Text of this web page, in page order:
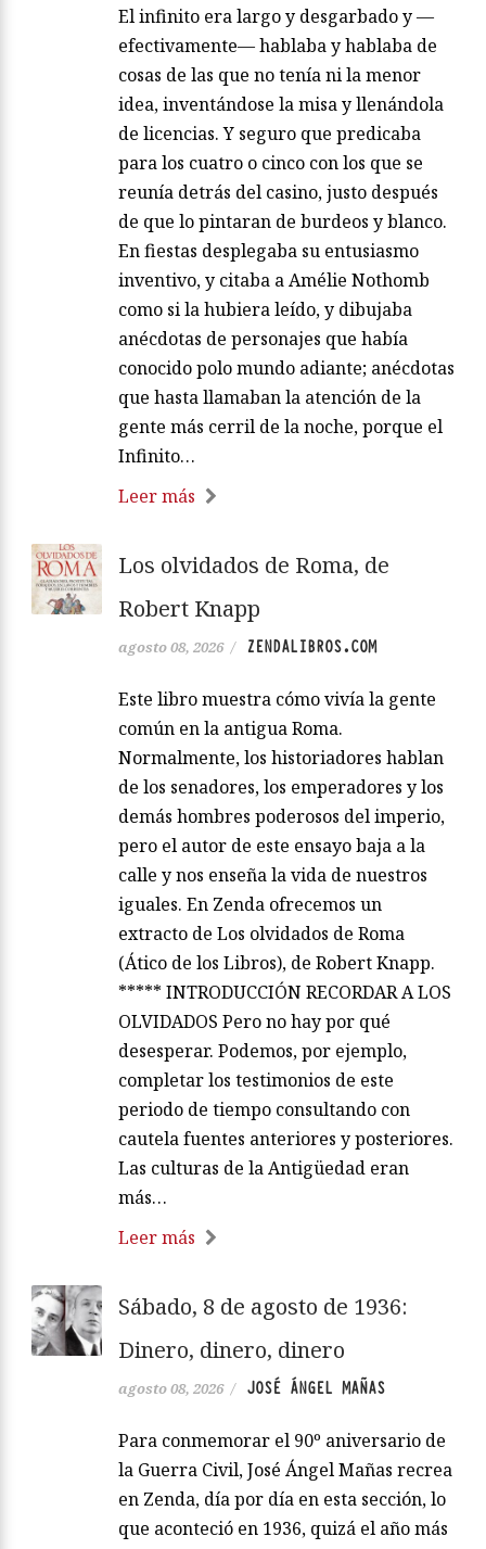
El infinito era largo y desgarbado y —
efectivamente— hablaba y hablaba de
cosas de las que no tenía ni la menor
idea, inventándose la misa y llenándola
de licencias. Y seguro que predicaba
para los cuatro o cinco con los que se
reunía detrás del casino, justo después
de que lo pintaran de burdeos y blanco.
En fiestas desplegaba su entusiasmo
inventivo, y citaba a Amélie Nothomb
como si la hubiera leído, y dibujaba
anécdotas de personajes que había
conocido polo mundo adiante; anécdotas
que hasta llamaban la atención de la
gente más cerril de la noche, porque el
Infinito…
Leer más
Los olvidados de Roma, de
Robert Knapp
agosto 08, 2026 / ZENDALIBROS.COM
Este libro muestra cómo vivía la gente
común en la antigua Roma.
Normalmente, los historiadores hablan
de los senadores, los emperadores y los
demás hombres poderosos del imperio,
pero el autor de este ensayo baja a la
calle y nos enseña la vida de nuestros
iguales. En Zenda ofrecemos un
extracto de Los olvidados de Roma
(Ático de los Libros), de Robert Knapp.
***** INTRODUCCIÓN RECORDAR A LOS
OLVIDADOS Pero no hay por qué
desesperar. Podemos, por ejemplo,
completar los testimonios de este
periodo de tiempo consultando con
cautela fuentes anteriores y posteriores.
Las culturas de la Antigüedad eran
más…
Leer más
Sábado, 8 de agosto de 1936:
Dinero, dinero, dinero
agosto 08, 2026 / JOSÉ ÁNGEL MAÑAS
Para conmemorar el 90º aniversario de
la Guerra Civil, José Ángel Mañas recrea
en Zenda, día por día en esta sección, lo
que aconteció en 1936, quizá el año más